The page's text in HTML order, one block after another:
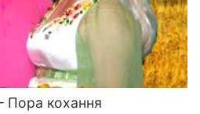
Пора кохання